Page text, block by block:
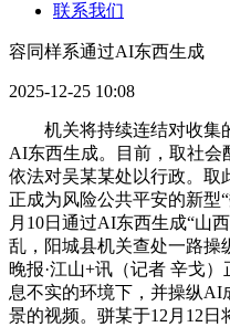
联系我们
容同样系通过AI东西生成
2025-12-25 10:08
机关将持续连结对收集
AI东西生成。目前，取社会
依法对吴某某处以行政。取
正成为风险公共平安的新型
月10日通过AI东西生成“山
乱，阳城县机关查处一路
晚报·江山+讯（记者 辛戈
息不实的环境下，并操纵AI
景的视频。骈某于12月12